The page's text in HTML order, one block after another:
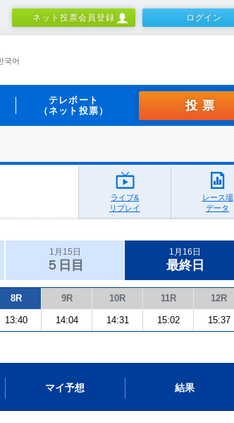
ネット投票会員登録 ログイン
국어
テレボート
（ネット投票）
投票
ライブ&
リプレイ
レース場
データ
1月15日
５日目
1月16日
最終日
8R 9R 10R 11R 12R
13:40 14:04 14:31 15:02 15:37
マイ予想 結果